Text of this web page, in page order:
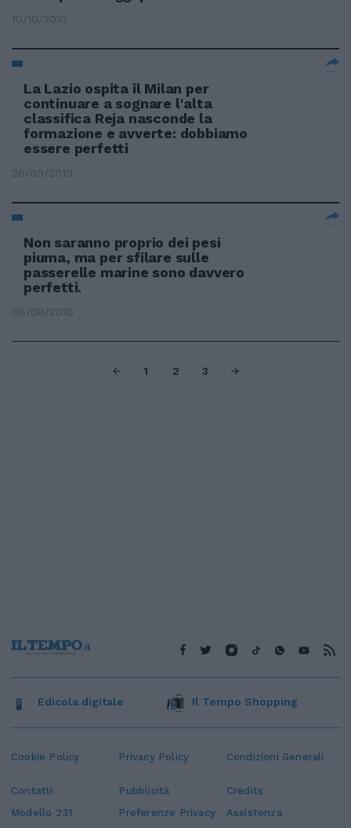
10/10/2010
La Lazio ospita il Milan per
continuare a sognare l'alta
classifica Reja nasconde la
formazione e avverte: dobbiamo
essere perfetti
26/09/2010
Non saranno proprio dei pesi
piuma, ma per sfilare sulle
passerelle marine sono davvero
perfetti.
08/08/2010
1 2 3
Cookie Policy Privacy Policy Condizioni Generali
Contatti Pubblicità
Credits
Modello 231
Preferenze Privacy Assistenza
Edicola digitale Il Tempo Shopping